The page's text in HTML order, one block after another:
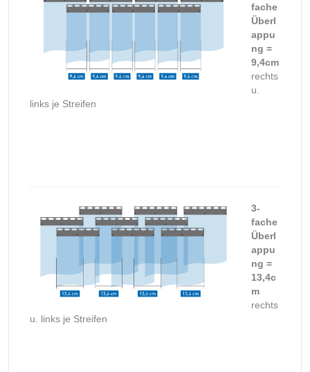
fache
Überl
appu
ng =
9,4cm
rechts
u.
links je Streifen
3-
fache
Überl
appu
ng =
13,4c
m
rechts
u. links je Streifen